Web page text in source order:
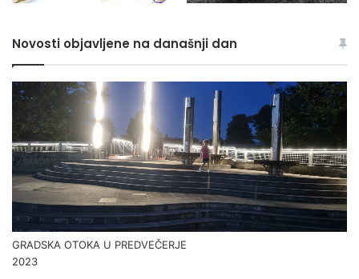
Novosti objavljene na današnji dan
GRADSKA OTOKA U PREDVEČERJE
2023